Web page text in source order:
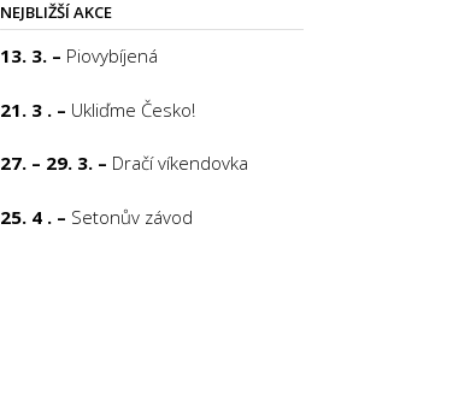
NEJBLIŽŠÍ AKCE
13. 3. – Piovybíjená
21. 3 . – Ukliďme Česko!
27. – 29. 3. – Dračí víkendovka
25. 4 . – Setonův závod